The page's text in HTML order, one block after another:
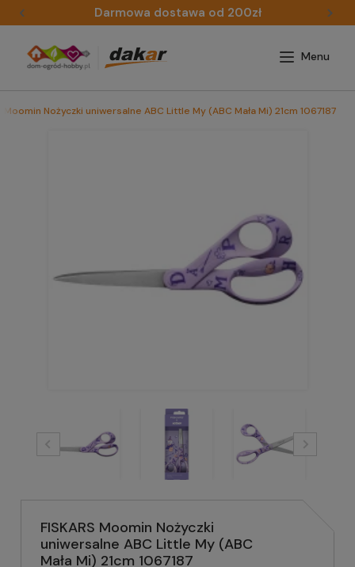
Darmowa dostawa od 200zł
Moomin Nożyczki uniwersalne ABC Little My (ABC Mała Mi) 21cm 1067187
FISKARS Moomin Nożyczki
uniwersalne ABC Little My (ABC
Mała Mi) 21cm 1067187